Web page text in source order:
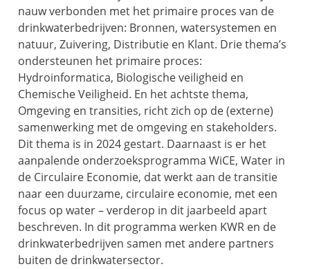
nauw verbonden met het primaire proces van de
drinkwaterbedrijven: Bronnen, watersystemen en
natuur, Zuivering, Distributie en Klant. Drie thema’s
ondersteunen het primaire proces:
Hydroinformatica, Biologische veiligheid en
Chemische Veiligheid. En het achtste thema,
Omgeving en transities, richt zich op de (externe)
samenwerking met de omgeving en stakeholders.
Dit thema is in 2024 gestart. Daarnaast is er het
aanpalende onderzoeksprogramma WiCE, Water in
de Circulaire Economie, dat werkt aan de transitie
naar een duurzame, circulaire economie, met een
focus op water– verderop in dit jaarbeeld apart
beschreven. In dit programma werken KWR en de
drinkwaterbedrijven samen met andere partners
buiten de drinkwatersector.